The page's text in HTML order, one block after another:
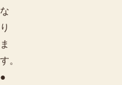
な
り
ま
す。
●